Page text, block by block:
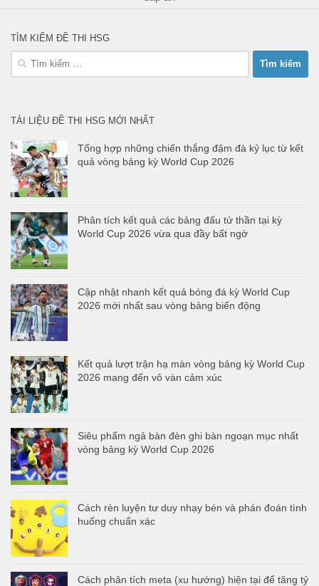
TÌM KIẾM ĐỀ THI HSG
Tìm
TÀI LIỆU ĐỀ THI HSG MỚI NHẤT
Tổng hợp những chiến thắng đậm đà kỷ lục từ kết
quả vòng bảng kỳ World Cup 2026
Phân tích kết quả các bảng đấu tử thần tại kỳ
World Cup 2026 vừa qua đầy bất ngờ
Cập nhật nhanh kết quả bóng đá kỳ World Cup
2026 mới nhất sau vòng bảng biến động
Kết quả lượt trận hạ màn vòng bảng kỳ World Cup
2026 mang đến vô vàn cảm xúc
Siêu phẩm ngả bàn đèn ghi bàn ngoạn mục nhất
vòng bảng kỳ World Cup 2026
Cách rèn luyện tư duy nhạy bén và phán đoán tình
huống chuẩn xác
Cách phân tích meta (xu hướng) hiện tại để tăng tỷ